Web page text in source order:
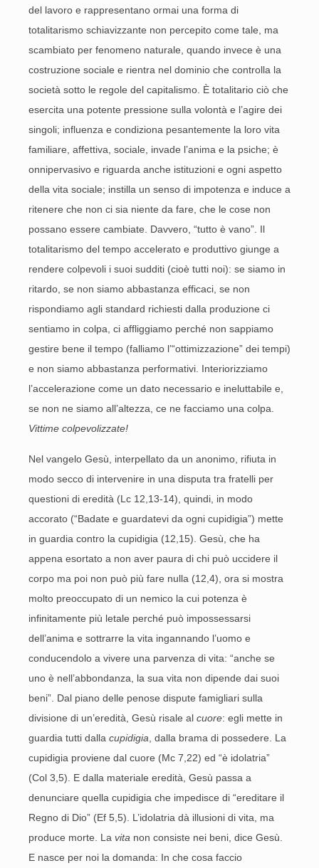
del lavoro e rappresentano ormai una forma di
totalitarismo schiavizzante non percepito come tale, ma
scambiato per fenomeno naturale, quando invece è una
costruzione sociale e rientra nel dominio che controlla la
società sotto le regole del capitalismo. È totalitario ciò che
esercita una potente pressione sulla volontà e l’agire dei
singoli; influenza e condiziona pesantemente la loro vita
familiare, affettiva, sociale, invade l’anima e la psiche; è
onnipervasivo e riguarda anche istituzioni e ogni aspetto
della vita sociale; instilla un senso di impotenza e induce a
ritenere che non ci sia niente da fare, che le cose non
possano essere cambiate. Davvero, “tutto è vano”. Il
totalitarismo del tempo accelerato e produttivo giunge a
rendere colpevoli i suoi sudditi (cioè tutti noi): se siamo in
ritardo, se non siamo abbastanza efficaci, se non
rispondiamo agli standard richiesti dalla produzione ci
sentiamo in colpa, ci affliggiamo perché non sappiamo
gestire bene il tempo (falliamo l’“ottimizzazione” dei tempi)
e non siamo abbastanza performativi. Interiorizziamo
l’accelerazione come un dato necessario e ineluttabile e,
se non ne siamo all’altezza, ce ne facciamo una colpa.
Vittime colpevolizzate!
Nel vangelo Gesù, interpellato da un anonimo, rifiuta in
modo secco di intervenire in una disputa tra fratelli per
questioni di eredità (Lc 12,13-14), quindi, in modo
accorato (“Badate e guardatevi da ogni cupidigia”) mette
in guardia contro la cupidigia (12,15). Gesù, che ha
appena esortato a non aver paura di chi può uccidere il
corpo ma poi non può più fare nulla (12,4), ora si mostra
molto preoccupato di un nemico la cui potenza è
infinitamente più letale perché può impossessarsi
dell’anima e sottrarre la vita ingannando l’uomo e
conducendolo a vivere una parvenza di vita: “anche se
uno è nell’abbondanza, la sua vita non dipende dai suoi
beni”. Dal piano delle penose dispute famigliari sulla
divisione di un’eredità, Gesù risale al cuore: egli mette in
guardia tutti dalla cupidigia , dalla brama di possedere. La
cupidigia proviene dal cuore (Mc 7,22) ed “è idolatria”
(Col 3,5). E dalla materiale eredità, Gesù passa a
denunciare quella cupidigia che impedisce di “ereditare il
Regno di Dio” (Ef 5,5). L’idolatria dà illusioni di vita, ma
produce morte. La vita non consiste nei beni, dice Gesù.
E nasce per noi la domanda: In che cosa faccio